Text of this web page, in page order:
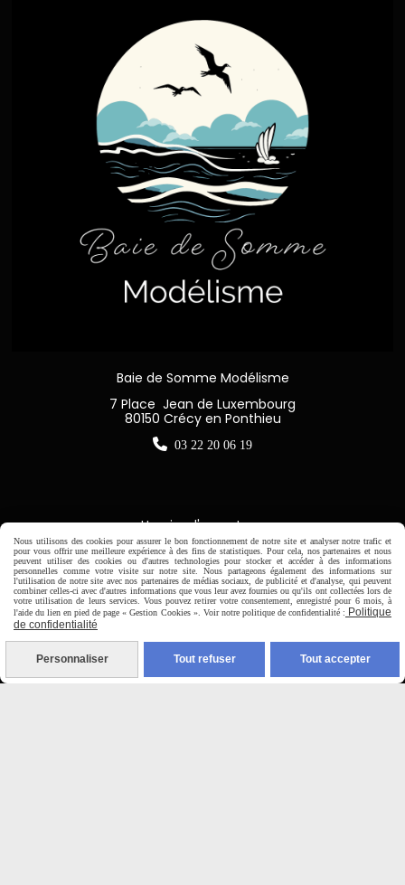
Baie de Somme Modélisme
7 Place Jean de Luxembourg
80150 Crécy en Ponthieu
 03 22 20 06 19
Horaire d'ouverture:
Du Mardi au Samedi de
9H00 - 12H30 / 14H00-18H30

Paiement sécurisé
CB Crédit Agricole
Nous utilisons des cookies pour assurer le bon fonctionnement de notre site et analyser notre trafic et
pour vous offrir une meilleure expérience à des fins de statistiques. Pour cela, nos partenaires et nous
peuvent utiliser des cookies ou d'autres technologies pour stocker et accéder à des informations
personnelles comme votre visite sur notre site. Nous partageons également des informations sur
l'utilisation de notre site avec nos partenaires de médias sociaux, de publicité et d'analyse, qui peuvent
combiner celles-ci avec d'autres informations que vous leur avez fournies ou qu'ils ont collectées lors de
votre utilisation de leurs services. Vous pouvez retirer votre consentement, enregistré pour 6 mois, à
l'aide du lien en pied de page « Gestion Cookies ». Voir notre politique de confidentialité : Politique
de confidentialité
Personnaliser Tout refuser Tout accepter